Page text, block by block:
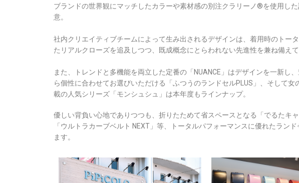
ブランドの世界観にマッチしたカラーや素材感の別注クラリーノ®を使用し
意。
社内クリエイティブチームによって生み出されるデザインは、着用時のトー
たリアルクローズを追及しつつ、既成概念にとらわれない先進性を兼ね備えて
また、トレンドと多機能を両立した定番の「NUANCE」はデザインを一新し
ら個性に合わせてお選びいただける「ふつうのランドセルPLUS」、そして女
載の人気シリーズ「モンシュシュ」は本年度もラインナップ。
優しい背負い心地でありつつも、折りたためて省スペースとなる「でるたキ
「ウルトラカーブベルト NEXT」等、トータルパフォーマンスに優れたラン
ます。